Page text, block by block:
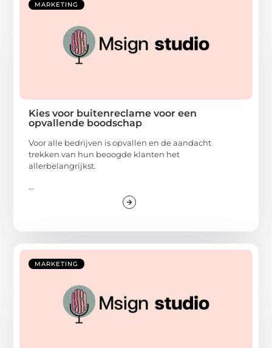
MARKETING
Kies voor buitenreclame voor een
opvallende boodschap
Voor alle bedrijven is opvallen en de aandacht
trekken van hun beoogde klanten het
allerbelangrijkst.
...
MARKETING